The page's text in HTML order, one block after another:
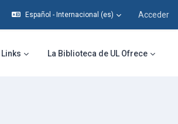
de búsqueda de entrada
Español - Internacional ‎(es)‎ Acceder
Links La Biblioteca de UL Ofrece